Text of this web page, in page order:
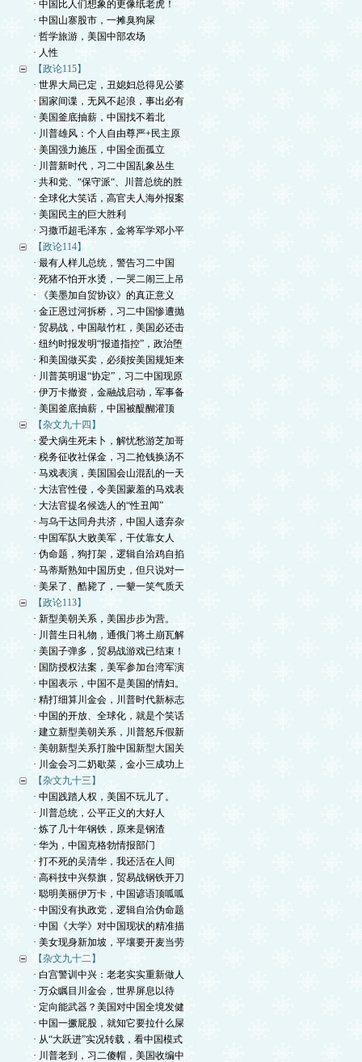
· 中国比人们想象的更像纸老虎！
· 中国山寨股市，一摊臭狗屎
· 哲学旅游，美国中部农场
· 人性
【政论115】
· 世界大局已定，丑媳妇总得见公婆
· 国家间谍，无风不起浪，事出必有
· 美国釜底抽薪，中国找不着北
· 川普雄风：个人自由尊严+民主原
· 美国强力施压，中国全面孤立
· 川普新时代，习二中国乱象丛生
· 共和党、“保守派“、川普总统的胜
· 全球化大笑话，高官夫人海外报案
· 美国民主的巨大胜利
· 习撒币超毛泽东，金将军学邓小平
【政论114】
· 最有人样儿总统，警告习二中国
· 死猪不怕开水烫，一哭二闹三上吊
· 《美墨加自贸协议》的真正意义
· 金正恩过河拆桥，习二中国惨遭抛
· 贸易战，中国敲竹杠，美国必还击
· 纽约时报发明“报道指控”，政治堕
· 和美国做买卖，必须按美国规矩来
· 川普英明退“协定”，习二中国现原
· 伊万卡撤资，金融战启动，军事备
· 美国釜底抽薪，中国被醍醐灌顶
【杂文九十四】
· 爱犬病生死未卜，解忧愁游芝加哥
· 税务征收社保金，习二抢钱换汤不
· 马戏表演，美国国会山混乱的一天
· 大法官性侵，令美国蒙羞的马戏表
· 大法官提名候选人的“性丑闻”
· 与乌干达同舟共济，中国人遗弃杂
· 中国军队大败美军，干仗靠女人
· 伪命题，狗打架，逻辑自洽鸡自掐
· 马蒂斯熟知中国历史，但只说对一
· 美呆了、酷毙了，一颦一笑气质天
【政论113】
· 新型美朝关系，美国步步为营。
· 川普生日礼物，通俄门将土崩瓦解
· 美国子弹多，贸易战游戏已结束！
· 国防授权法案，美军参加台湾军演
· 中国表示，中国不是美国的情妇。
· 精打细算川金会，川普时代新标志
· 中国的开放、全球化，就是个笑话
· 建立新型美朝关系，川普怒斥假新
· 美朝新型关系打脸中国新型大国关
· 川金会习二奶歇菜，金小三成功上
【杂文九十三】
· 中国践踏人权，美国不玩儿了。
· 川普总统，公平正义的大好人
· 炼了几十年钢铁，原来是钢渣
· 华为，中国克格勃情报部门
· 打不死的吴清华，我还活在人间
· 高科技中兴祭旗，贸易战钢铁开刀
· 聪明美丽伊万卡，中国谚语顶呱呱
· 中国没有执政党，逻辑自洽伪命题
· 中国《大学》对中国现状的精准描
· 美女现身新加坡，平壤要开麦当劳
【杂文九十二】
· 白宫警训中兴：老老实实重新做人
· 万众瞩目川金会，世界屏息以待
· 定向能武器？美国对中国全境发健
· 中国一撅屁股，就知它要拉什么屎
· 从“大跃进”实况转载，看中国模式
· 川普老到，习二傻帽，美国收编中